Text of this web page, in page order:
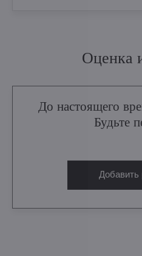
Оценка
До настоящего
Будьте
Добавить